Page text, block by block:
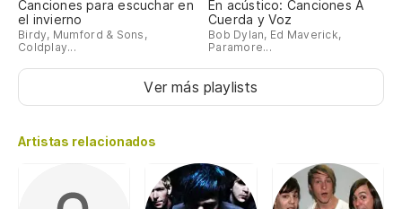
Canciones para escuchar en
el invierno
Birdy, Mumford & Sons,
Coldplay...
En acústico: Canciones A
Cuerda y Voz
Bob Dylan, Ed Maverick,
Paramore...
Ver más playlists
Artistas relacionados